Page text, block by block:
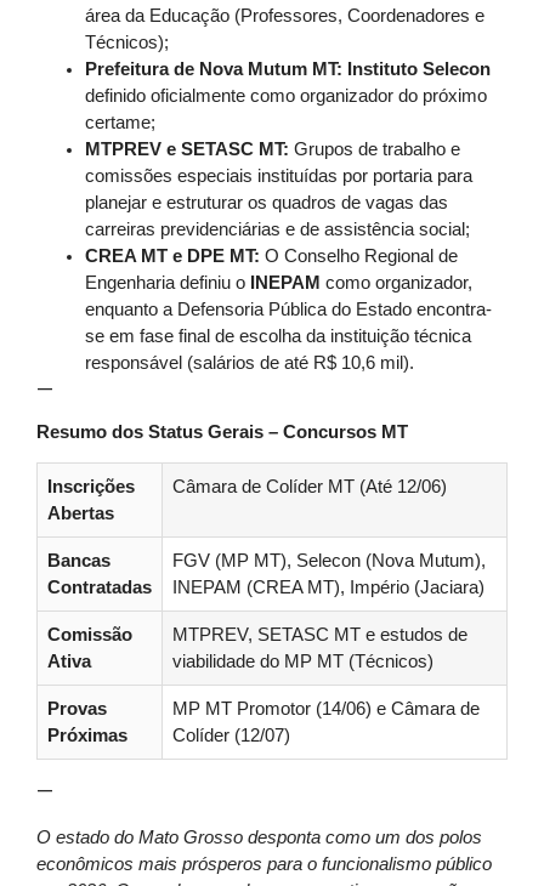
área da Educação (Professores, Coordenadores e
Técnicos);
Prefeitura de Nova Mutum MT:
Instituto Selecon
definido oficialmente como organizador do próximo
certame;
MTPREV e SETASC MT: Grupos de trabalho e
comissões especiais instituídas por portaria para
planejar e estruturar os quadros de vagas das
carreiras previdenciárias e de assistência social;
CREA MT e DPE MT: O Conselho Regional de
Engenharia definiu o
INEPAM como organizador,
enquanto a Defensoria Pública do Estado encontra-
se em fase final de escolha da instituição técnica
responsável (salários de até R$ 10,6 mil).
—
Resumo dos Status Gerais – Concursos MT
Inscrições
Abertas
Câmara de Colíder MT (Até 12/06)
Bancas
Contratadas
FGV (MP MT), Selecon (Nova Mutum),
INEPAM (CREA MT), Império (Jaciara)
Comissão
Ativa
MTPREV, SETASC MT e estudos de
viabilidade do MP MT (Técnicos)
Provas
Próximas
MP MT Promotor (14/06) e Câmara de
Colíder (12/07)
—
O estado do Mato Grosso desponta como um dos polos
econômicos mais prósperos para o funcionalismo público